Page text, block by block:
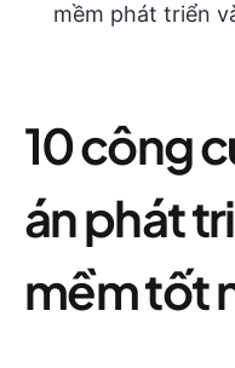
mềm phát triển
10 công
án phát
mềm tốt